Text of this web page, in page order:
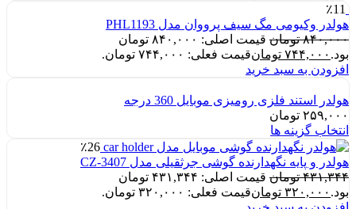
٪11
هولدر وکیومی مگ سیف پرووان مدل PHL1193
۸۴۰,۰۰۰ تومان
قیمت اصلی: ۸۴۰,۰۰۰ تومان
بود. ۷۴۴,۰۰۰ تومانقیمت فعلی: ۷۴۴,۰۰۰ تومان.
افزودن به سبد خرید
هولدر استند فلزی رومیزی موبایل 360 درجه
۲۵۹,۰۰۰ تومان
انتخاب گزینه ها
٪26
هولدر و پایه نگهدارنده گوشی جرثقیلی مدل CZ-3407
۴۳۱,۳۴۴ تومان
قیمت اصلی: ۴۳۱,۳۴۴ تومان
بود. ۳۲۰,۰۰۰ تومانقیمت فعلی: ۳۲۰,۰۰۰ تومان.